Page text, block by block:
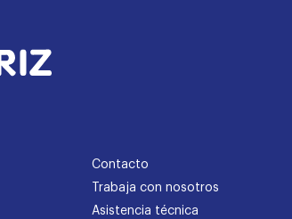
Contacto
Trabaja con nosotros
Asistencia técnica